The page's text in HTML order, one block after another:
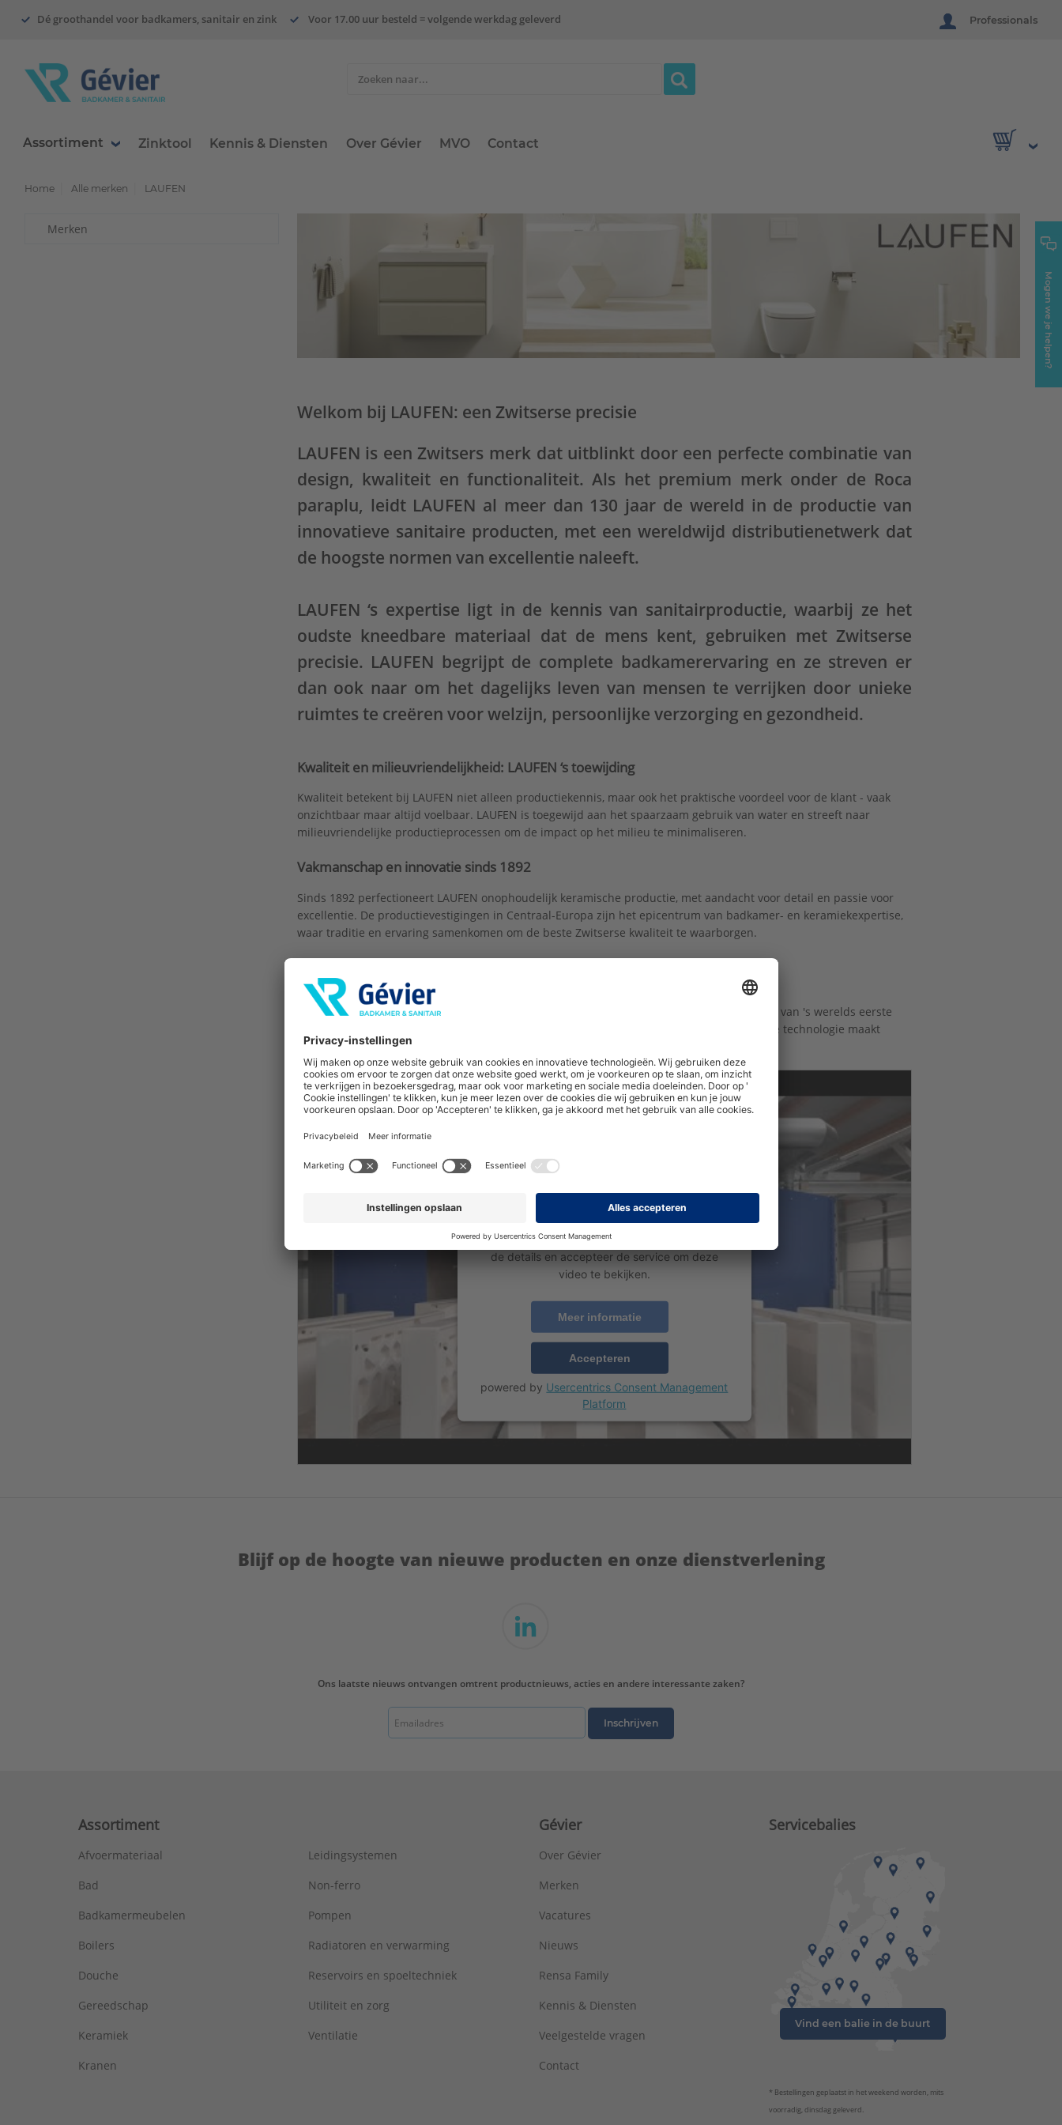
Dé groothandel voor badkamers, sanitair en zink Voor 17.00 uur besteld = volgende werkdag geleverd Professionals
Assortiment Zinktool Kennis & Diensten Over Gévier MVO Contact
Mogen we je helpen?
Home Alle merken LAUFEN
Merken
Welkom bij LAUFEN: een Zwitserse precisie
LAUFEN is een Zwitsers merk dat uitblinkt door een perfecte combinatie van
design, kwaliteit en functionaliteit. Als het premium merk onder de Roca
paraplu, leidt LAUFEN al meer dan 130 jaar de wereld in de productie van
innovatieve sanitaire producten, met een wereldwijd distributienetwerk dat
de hoogste normen van excellentie naleeft.
LAUFEN ‘s expertise ligt in de kennis van sanitairproductie, waarbij ze het
oudste kneedbare materiaal dat de mens kent, gebruiken met Zwitserse
precisie. LAUFEN begrijpt de complete badkamerervaring en ze streven er
dan ook naar om het dagelijks leven van mensen te verrijken door unieke
ruimtes te creëren voor welzijn, persoonlijke verzorging en gezondheid.
Kwaliteit en milieuvriendelijkheid: LAUFEN ‘s toewijding
Kwaliteit betekent bij LAUFEN niet alleen productiekennis, maar ook het praktische voordeel voor de klant - vaak
onzichtbaar maar altijd voelbaar. LAUFEN is toegewijd aan het spaarzaam gebruik van water en streeft naar
milieuvriendelijke productieprocessen om de impact op het milieu te minimaliseren.
Vakmanschap en innovatie sinds 1892
Sinds 1892 perfectioneert LAUFEN onophoudelijk keramische productie, met aandacht voor detail en passie voor
excellentie. De productievestigingen in Centraal-Europa zijn het epicentrum van badkamer- en keramiekexpertise,
waar traditie en ervaring samenkomen om de beste Zwitserse kwaliteit te waarborgen.
Duurzaamheid: De Kern van Ons Bestaan
Duurzaamheid staat centraal in alles wat LAUFEN doet. De recente mijlpaal is de lancering van 's werelds eerste
elektrische CO2-vrije tunneloven in de fabriek in Gmunden, Oostenrijk. Deze revolutionaire technologie maakt
keramische productie klimaatneutraal en versterkt de toewijding aan duurzaamheid.
om de YouTube Video-service te
We gebruiken een service van een derde partij
om video-inhoud in te sluiten die mogelijk
gegevens over uw activiteiten verzamelt. Bekijk
de details en accepteer de service om deze
video te bekijken.
Meer informatie
Accepteren
powered by Usercentrics Consent Management
Platform
Blijf op de hoogte van nieuwe producten en onze dienstverlening
Ons laatste nieuws ontvangen omtrent productnieuws, acties en andere interessante zaken?
Inschrijven
Assortiment
Afvoermateriaal
Bad
Badkamermeubelen
Boilers
Douche
Gereedschap
Keramiek
Kranen
Leidingsystemen
Non-ferro
Pompen
Radiatoren en verwarming
Reservoirs en spoeltechniek
Utiliteit en zorg
Ventilatie
Gévier
Over Gévier
Merken
Vacatures
Nieuws
Rensa Family
Kennis & Diensten
Veelgestelde vragen
Contact
Servicebalies
Vind een balie in de buurt
* Bestellingen geplaatst in het weekend worden, mits
voorradig, dinsdag geleverd.